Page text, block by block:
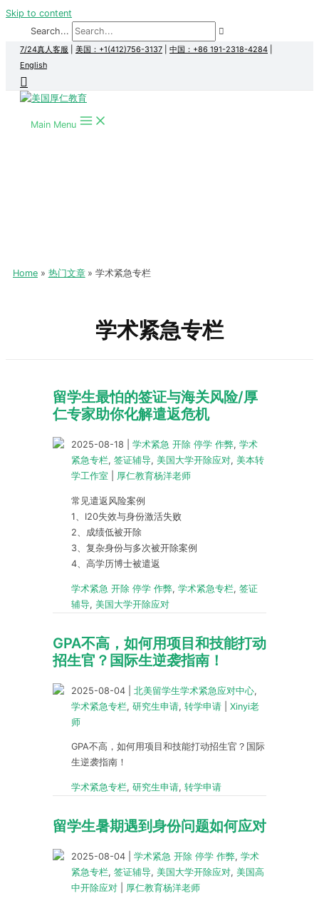
Skip to content
Search...
7/24真人客服 美国：+1(412)756-3137 中国：+86 191-2318-4284
English
Main Menu
Home 热门文章 学术紧急专栏
学术紧急专栏
留学生最怕的签证与海关风险/厚
仁专家助你化解遣返危机
2025-08-18 学术紧急 开除 停学 作弊, 学术
紧急专栏, 签证辅导, 美国大学开除应对, 美本转
学工作室
厚仁教育杨洋老师
常见遣返风险案例
1、I20失效与身份激活失败
2、成绩低被开除
3、复杂身份与多次被开除案例
4、高学历博士被遣返
学术紧急 开除 停学 作弊, 学术紧急专栏, 签证
辅导, 美国大学开除应对
GPA不高，如何用项目和技能打动
招生官？国际生逆袭指南！
2025-08-04 北美留学生学术紧急应对中心,
学术紧急专栏, 研究生申请, 转学申请
Xinyi老
师
GPA不高，如何用项目和技能打动招生官？国际
生逆袭指南！
学术紧急专栏, 研究生申请, 转学申请
留学生暑期遇到身份问题如何应对
2025-08-04 学术紧急 开除 停学 作弊, 学术
紧急专栏, 签证辅导, 美国大学开除应对, 美国高
中开除应对
厚仁教育杨洋老师